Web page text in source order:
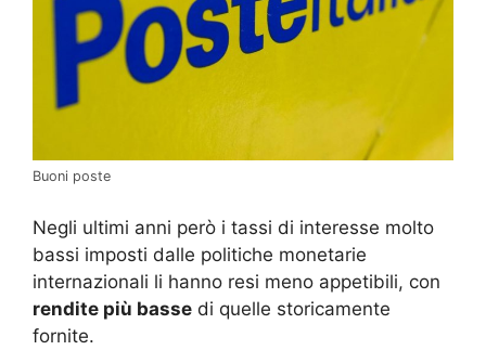
Buoni poste
Negli ultimi anni però i tassi di interesse molto
bassi imposti dalle politiche monetarie
internazionali li hanno resi meno appetibili, con
rendite più basse di quelle storicamente
fornite.